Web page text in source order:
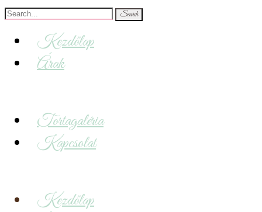
Search
Kezdőlap
Árak
Tortagaléria
Kapcsolat
Kezdőlap